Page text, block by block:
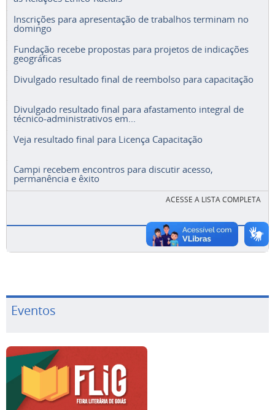
Inscrições para apresentação de trabalhos terminam no
domingo
Fundação recebe propostas para projetos de indicações
geográficas
Divulgado resultado final de reembolso para capacitação
Divulgado resultado final para afastamento integral de
técnico-administrativos em...
Veja resultado final para Licença Capacitação
Campi recebem encontros para discutir acesso,
permanência e êxito
ACESSE A LISTA COMPLETA
Eventos